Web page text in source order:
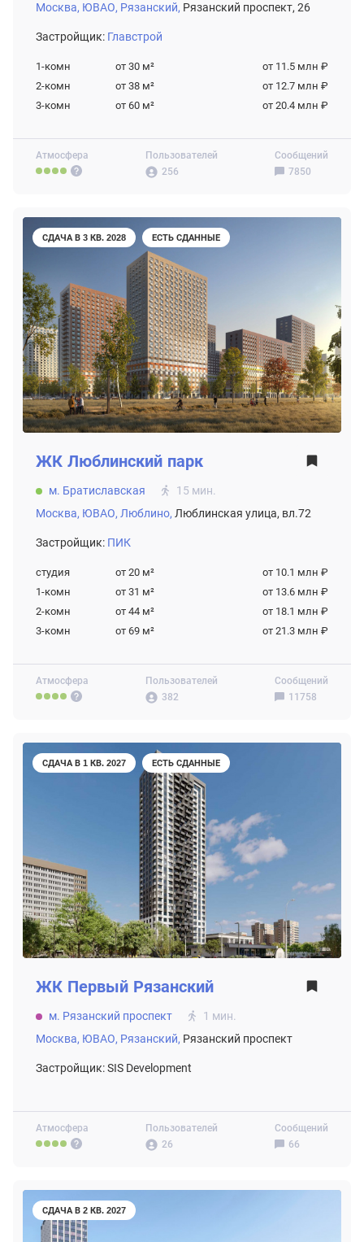
Атмосфера
Пользователей
256
Сообщений
7850
Москва, ЮВАО, Рязанский, Рязанский проспект, 26
Застройщик: Главстрой
1-комн от 30 м²
от 11.5 млн ₽
2-комн
от 38 м²
от 12.7 млн ₽
3-комн
от 60 м² от 20.4 млн ₽
СДАЧА В 3 КВ. 2028 ЕСТЬ СДАННЫЕ
Атмосфера
Пользователей
382
Сообщений
11758
ЖК Люблинский парк
м. Братиславская
15 мин.
Москва, ЮВАО, Люблино, Люблинская улица, вл.72
Застройщик: ПИК
студия от 20 м²
от 10.1 млн ₽
1-комн
от 31 м²
от 13.6 млн ₽
2-комн
от 44 м²
от 18.1 млн ₽
3-комн
от 69 м² от 21.3 млн ₽
СДАЧА В 1 КВ. 2027 ЕСТЬ СДАННЫЕ
Атмосфера
Пользователей
26
Сообщений
66
ЖК Первый Рязанский
м. Рязанский проспект
1 мин.
Москва, ЮВАО, Рязанский, Рязанский проспект
Застройщик: SIS Development
СДАЧА В 2 КВ. 2027